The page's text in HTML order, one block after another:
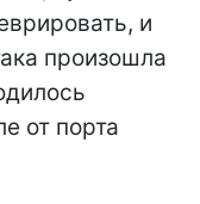
и
произошла
от порта